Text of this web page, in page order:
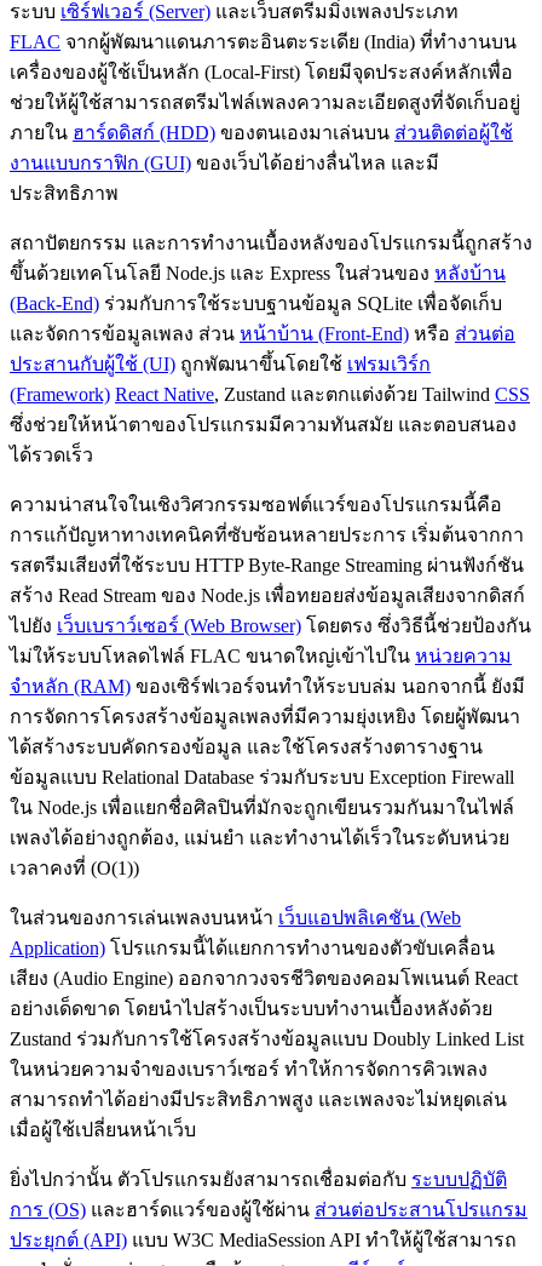
ระบบ เซิร์ฟเวอร์ (Server) และเว็บสตรีมมิ่งเพลงประเภท
FLAC จากผู้พัฒนาแดนภารตะอินตะระเดีย (India) ที่ทำงานบน
เครื่องของผู้ใช้เป็นหลัก (Local-First) โดยมีจุดประสงค์หลักเพื่อ
ช่วยให้ผู้ใช้สามารถสตรีมไฟล์เพลงความละเอียดสูงที่จัดเก็บอยู่
ภายใน ฮาร์ดดิสก์ (HDD) ของตนเองมาเล่นบน ส่วนติดต่อผู้ใช้
งานแบบกราฟิก (GUI) ของเว็บได้อย่างลื่นไหล และมี
ประสิทธิภาพ
สถาปัตยกรรม และการทำงานเบื้องหลังของโปรแกรมนี้ถูกสร้าง
ขึ้นด้วยเทคโนโลยี Node.js และ Express ในส่วนของ หลังบ้าน
(Back-End) ร่วมกับการใช้ระบบฐานข้อมูล SQLite เพื่อจัดเก็บ
และจัดการข้อมูลเพลง ส่วน หน้าบ้าน (Front-End) หรือ ส่วนต่อ
ประสานกับผู้ใช้ (UI) ถูกพัฒนาขึ้นโดยใช้ เฟรมเวิร์ก
(Framework) React Native, Zustand และตกแต่งด้วย Tailwind CSS
ซึ่งช่วยให้หน้าตาของโปรแกรมมีความทันสมัย และตอบสนอง
ได้รวดเร็ว
ความน่าสนใจในเชิงวิศวกรรมซอฟต์แวร์ของโปรแกรมนี้คือ
การแก้ปัญหาทางเทคนิคที่ซับซ้อนหลายประการ เริ่มต้นจากกา
รสตรีมเสียงที่ใช้ระบบ HTTP Byte-Range Streaming ผ่านฟังก์ชัน
สร้าง Read Stream ของ Node.js เพื่อทยอยส่งข้อมูลเสียงจากดิสก์
ไปยัง เว็บเบราว์เซอร์ (Web Browser) โดยตรง ซึ่งวิธีนี้ช่วยป้องกัน
ไม่ให้ระบบโหลดไฟล์ FLAC ขนาดใหญ่เข้าไปใน หน่วยความ
จำหลัก (RAM) ของเซิร์ฟเวอร์จนทำให้ระบบล่ม นอกจากนี้ ยังมี
การจัดการโครงสร้างข้อมูลเพลงที่มีความยุ่งเหยิง โดยผู้พัฒนา
ได้สร้างระบบคัดกรองข้อมูล และใช้โครงสร้างตารางฐาน
ข้อมูลแบบ Relational Database ร่วมกับระบบ Exception Firewall
ใน Node.js เพื่อแยกชื่อศิลปินที่มักจะถูกเขียนรวมกันมาในไฟล์
เพลงได้อย่างถูกต้อง, แม่นยำ และทำงานได้เร็วในระดับหน่วย
เวลาคงที่ (O(1))
ในส่วนของการเล่นเพลงบนหน้า เว็บแอปพลิเคชัน (Web
Application) โปรแกรมนี้ได้แยกการทำงานของตัวขับเคลื่อน
เสียง (Audio Engine) ออกจากวงจรชีวิตของคอมโพเนนต์ React
อย่างเด็ดขาด โดยนำไปสร้างเป็นระบบทำงานเบื้องหลังด้วย
Zustand ร่วมกับการใช้โครงสร้างข้อมูลแบบ Doubly Linked List
ในหน่วยความจำของเบราว์เซอร์ ทำให้การจัดการคิวเพลง
สามารถทำได้อย่างมีประสิทธิภาพสูง และเพลงจะไม่หยุดเล่น
เมื่อผู้ใช้เปลี่ยนหน้าเว็บ
ยิ่งไปกว่านั้น ตัวโปรแกรมยังสามารถเชื่อมต่อกับ ระบบปฏิบัติ
การ (OS) และฮาร์ดแวร์ของผู้ใช้ผ่าน ส่วนต่อประสานโปรแกรม
ประยุกต์ (API) แบบ W3C MediaSession API ทำให้ผู้ใช้สามารถ